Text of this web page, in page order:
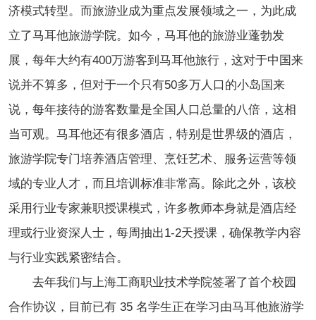
济模式转型。而旅游业成为重点发展领域之一，为此成
立了马耳他旅游学院。如今，马耳他的旅游业蓬勃发
展，每年大约有400万游客到马耳他旅行，这对于中国来
说并不算多，但对于一个只有50多万人口的小岛国来
说，每年接待的游客数量是全国人口总量的八倍，这相
当可观。马耳他还有很多酒店，特别是世界级的酒店，
旅游学院专门培养酒店管理、烹饪艺术、服务运营等领
域的专业人才，而且培训标准非常高。
除此之外，该校
采用行业专家兼职授课模式，许多教师本身就是酒店经
理或行业资深人士，每周抽出1-2天授课，确保教学内容
与行业实践紧密结合。
去年我们与上海工商职业技术学院签署了首个校园
合作协议，目前已有 35 名学生正在学习由马耳他旅游学